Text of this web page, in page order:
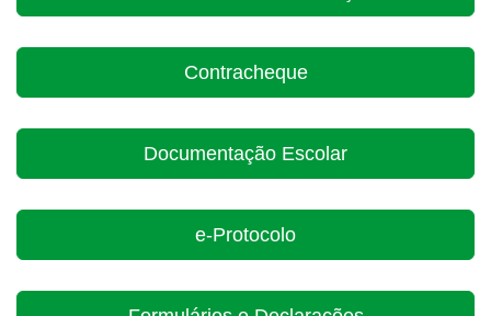
Contracheque
Documentação Escolar
e-Protocolo